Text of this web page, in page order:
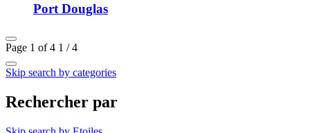
Port Douglas
Page 1 of 4 1 / 4
Skip search by categories
Rechercher par